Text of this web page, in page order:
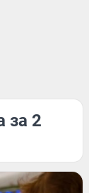
за 2